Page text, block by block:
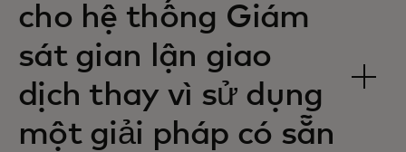
cho hệ thống Giám
sát gian lận giao
dịch thay vì sử dụng
một giải pháp có sẵn